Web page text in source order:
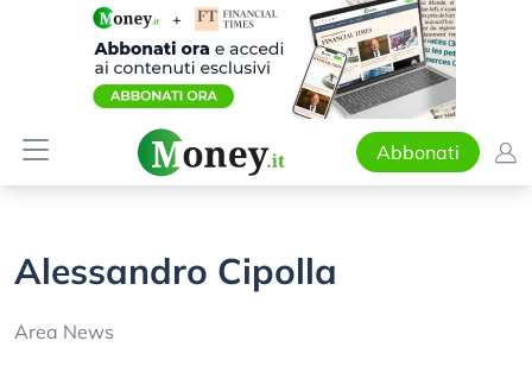
Abbonati
Alessandro Cipolla
Area News